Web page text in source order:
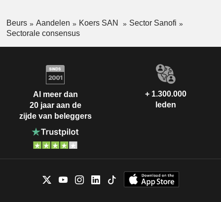
Beurs Aandelen Koers SAN
Sector Sanofi
Sectorale consensus
Al meer dan
20 jaar aan de
zijde van beleggers
+ 1.300.000
leden